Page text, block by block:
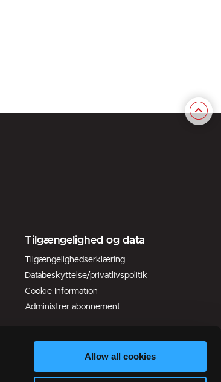
Allow all cookies
Tilgængelighed og data
Tilgængelighedserklæring
Databeskyttelse/privatlivspolitik
Cookie Information
Administrer abonnement